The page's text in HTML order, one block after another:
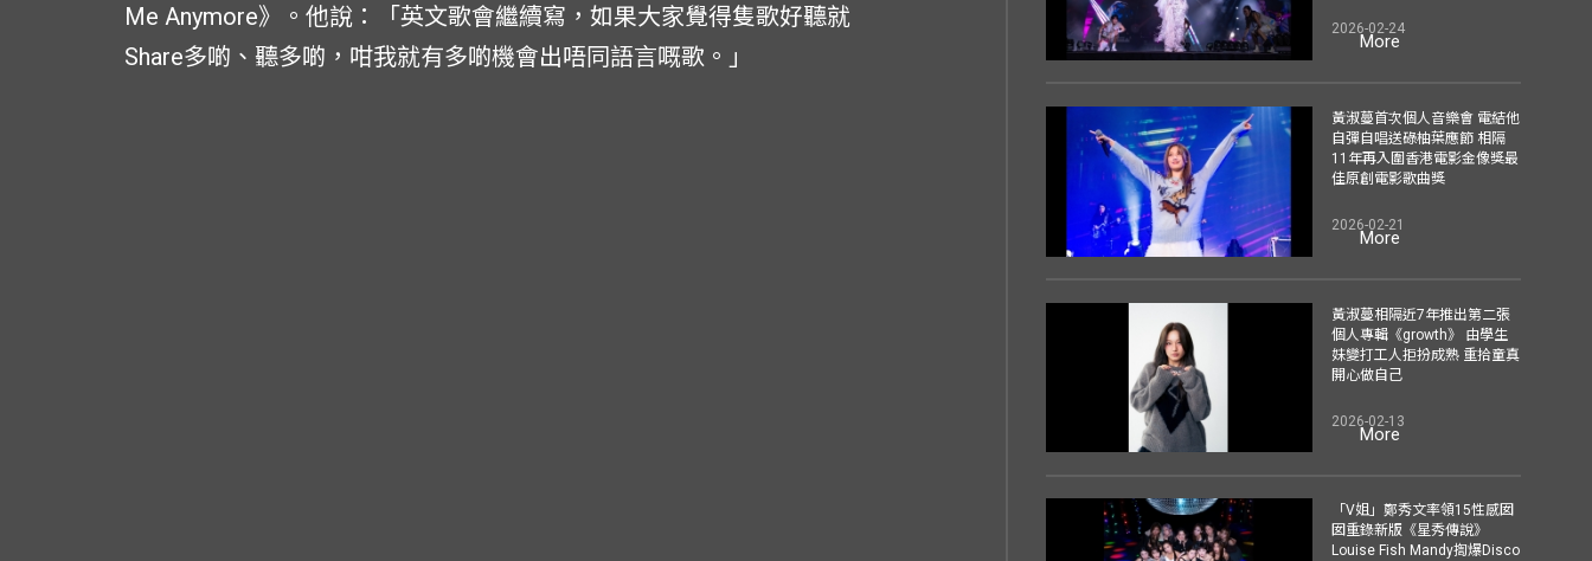
Me Anymore》。他說：「英文歌會繼續寫，如果大家覺得隻歌好聽就
Share多啲、聽多啲，咁我就有多啲機會出唔同語言嘅歌。」
2026-02-24
More
黃淑蔓首次個人音樂會 電結他
自彈自唱送碌柚葉應節 相隔
11年再入圍香港電影金像獎最
佳原創電影歌曲獎
2026-02-21
More
黃淑蔓相隔近7年推出第二張
個人專輯《growth》 由學生
妹變打工人拒扮成熟 重拾童真
開心做自己
2026-02-13
More
「V姐」鄭秀文率領15性感囡
囡重錄新版《星秀傳說》
Louise Fish Mandy揈爆Disco